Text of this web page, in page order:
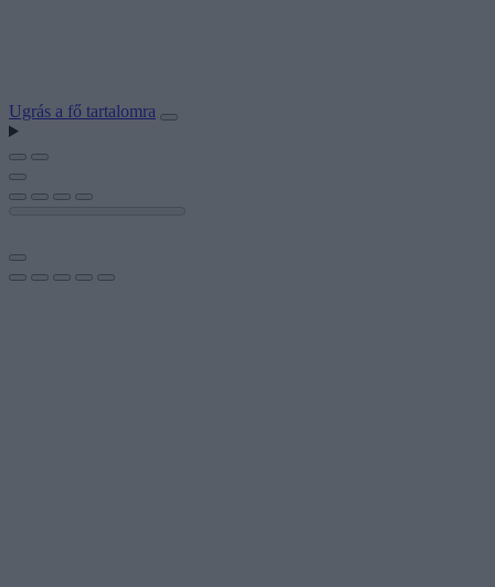
Ugrás a fő tartalomra